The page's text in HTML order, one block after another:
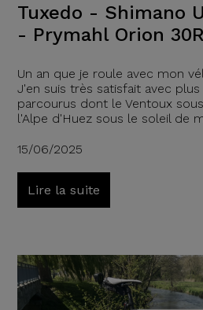
Tuxedo - Shimano
- Prymahl Orion 30R
Un an que je roule avec mon
J'en suis très satisfait avec
parcourus dont le Ventoux
l'Alpe d'Huez sous le soleil de
15/06/2025
Lire la suite